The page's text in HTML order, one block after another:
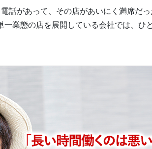
話があって、その店があいにく満席だ
業態の店を展開している会社では、ひ